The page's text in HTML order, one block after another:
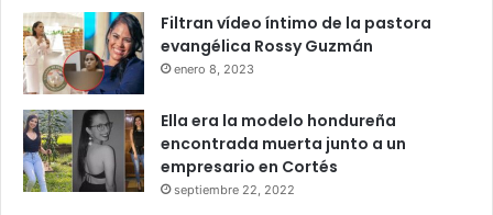
Filtran vídeo íntimo de la pastora
evangélica Rossy Guzmán
enero 8, 2023
Ella era la modelo hondureña
encontrada muerta junto a un
empresario en Cortés
septiembre 22, 2022